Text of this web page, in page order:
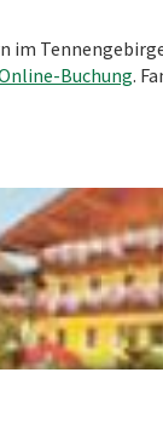
im
Buchung.